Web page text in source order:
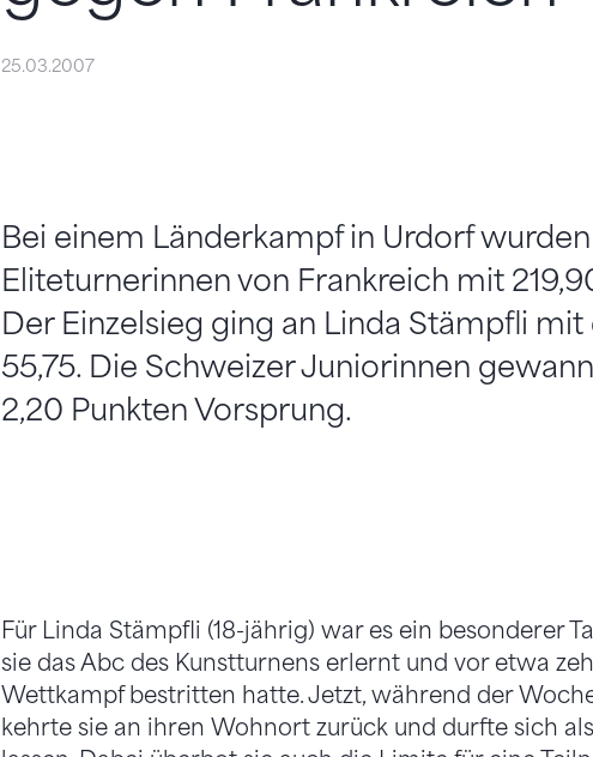
25.03.2007
Bei einem Länderkampf in Urdorf
Eliteturnerinnen von Frankreich mit
Der Einzelsieg ging an Linda Stämpfli
55,75. Die Schweizer Juniorinnen
2,20 Punkten Vorsprung.
Für Linda Stämpfli (18-jährig) war es ein besonderer
sie das Abc des Kunstturnens erlernt und vor etwa
Wettkampf bestritten hatte. Jetzt, während der
kehrte sie an ihren Wohnort zurück und durfte sich